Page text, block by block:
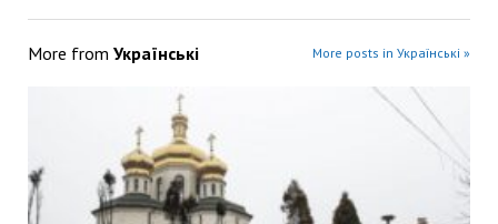
More from Українські More posts in Українські »